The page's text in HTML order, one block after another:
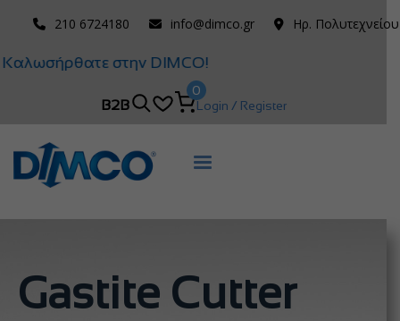
210 6724180 info@dimco.gr Ηρ.
Καλωσήρθατε στην DIMCO!
B2B
0
Login / Register
Gastite Cutter